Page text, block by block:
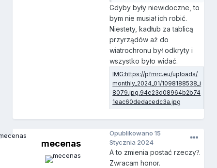
Gdyby były niewidoczne, to
bym nie musiał ich robić.
Niestety, kadłub za tablicą
przyrządów aż do
wiatrochronu był odkryty i
wszystko było widać.
mecenas
Opublikowano15
Stycznia 2024
A to zmienia postać rzeczy?.
Zwracam honor.